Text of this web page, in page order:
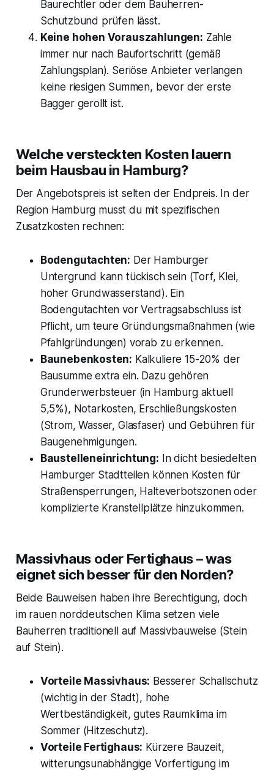
Baurechtler oder dem Bauherren-
Schutzbund prüfen lässt.
Keine hohen Vorauszahlungen: Zahle
immer nur nach Baufortschritt (gemäß
Zahlungsplan). Seriöse Anbieter verlangen
keine riesigen Summen, bevor der erste
Bagger gerollt ist.
Welche versteckten Kosten lauern
beim Hausbau in Hamburg?
Der Angebotspreis ist selten der Endpreis. In der
Region Hamburg musst du mit spezifischen
Zusatzkosten rechnen:
Bodengutachten: Der Hamburger
Untergrund kann tückisch sein (Torf, Klei,
hoher Grundwasserstand). Ein
Bodengutachten vor Vertragsabschluss ist
Pflicht, um teure Gründungsmaßnahmen (wie
Pfahlgründungen) vorab zu erkennen.
Baunebenkosten: Kalkuliere 15-20% der
Bausumme extra ein. Dazu gehören
Grunderwerbsteuer (in Hamburg aktuell
5,5%), Notarkosten, Erschließungskosten
(Strom, Wasser, Glasfaser) und Gebühren für
Baugenehmigungen.
Baustelleneinrichtung: In dicht besiedelten
Hamburger Stadtteilen können Kosten für
Straßensperrungen, Halteverbotszonen oder
komplizierte Kranstellplätze hinzukommen.
Massivhaus oder Fertighaus – was
eignet sich besser für den Norden?
Beide Bauweisen haben ihre Berechtigung, doch
im rauen norddeutschen Klima setzen viele
Bauherren traditionell auf Massivbauweise (Stein
auf Stein).
Vorteile Massivhaus: Besserer Schallschutz
(wichtig in der Stadt), hohe
Wertbeständigkeit, gutes Raumklima im
Sommer (Hitzeschutz).
Vorteile Fertighaus: Kürzere Bauzeit,
witterungsunabhängige Vorfertigung im